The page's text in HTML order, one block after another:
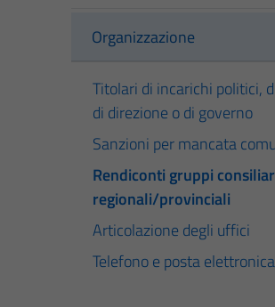
Organizzazione
Titolari di incarichi politici,
di direzione o di governo
Sanzioni per mancata
Rendiconti gruppi
regionali/provinciali
Articolazione degli uffici
Telefono e posta elettronica